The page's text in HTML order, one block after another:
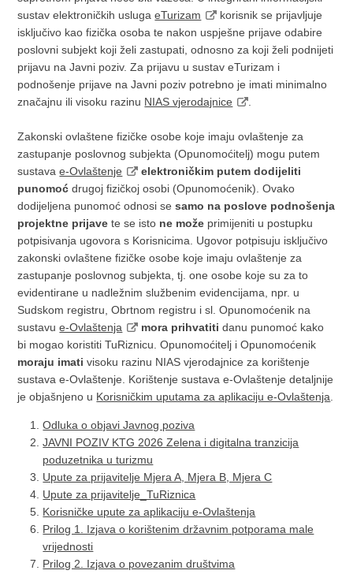
sustav elektroničkih uslugaeTurizam
korisnik se prijavljuje
isključivo kao fizička osoba te nakon uspješne prijave odabire
poslovni subjekt koji želi zastupati, odnosno za koji želi podnijeti
prijavu na Javni poziv. Za prijavu u sustav eTurizam i
podnošenje prijave na Javni poziv potrebno je imati minimalno
značajnu ili visoku razinu NIAS vjerodajnice
Zakonski ovlaštene fizičke osobe koje imaju ovlaštenje za
zastupanje poslovnog subjekta (Opunomoćitelj) mogu putem
sustavae-Ovlaštenje
elektroničkim putem dodijeliti
punomoć drugoj fizičkoj osobi (Opunomoćenik). Ovako
dodijeljena punomoć odnosi sesamo na poslove podnošenja
projektne prijave te se isto ne može primijeniti u postupku
potpisivanja ugovora s Korisnicima. Ugovor potpisuju isključivo
zakonski ovlaštene fizičke osobe koje imaju ovlaštenje za
zastupanje poslovnog subjekta, tj. one osobe koje su za to
evidentirane u nadležnim službenim evidencijama, npr. u
Sudskom registru, Obrtnom registru i sl. Opunomoćenik na
sustavue-Ovlaštenja mora prihvatiti danu punomoć kako
bi mogao koristiti TuRiznicu. Opunomoćitelj i Opunomoćenik
moraju imati visoku razinu NIAS vjerodajnice za korištenje
sustava e-Ovlaštenje. Korištenje sustava e-Ovlaštenje detaljnije
je objašnjeno u Korisničkim uputama za aplikaciju e-Ovlaštenja
Odluka o objavi Javnog poziva
JAVNI POZIV KTG 2026 Zelena i digitalna tranzicija
poduzetnika u turizmu
Upute za prijavitelje Mjera A, Mjera B, Mjera C
Upute za prijavitelje_TuRiznica
Korisničke upute za aplikaciju e-Ovlaštenja
Prilog 1. Izjava o korištenim državnim potporama male
vrijednosti
Prilog 2. Izjava o povezanim društvima